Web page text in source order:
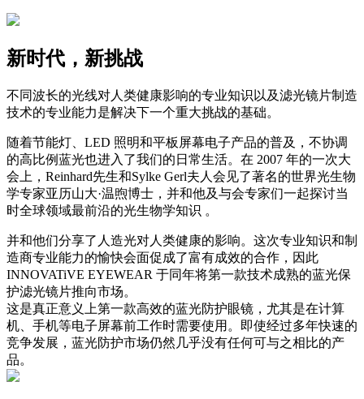
新时代，新挑战
不同波长的光线对人类健康影响的专业知识以及滤光镜片制造
技术的专业能力是解决下一个重大挑战的基础。
随着节能灯、LED 照明和平板屏幕电子产品的普及，不协调
的高比例蓝光也进入了我们的日常生活。在 2007 年的一次大
会上，Reinhard先生和Sylke Gerl夫人会见了著名的世界光生物
学专家亚历山大·温煦博士，并和他及与会专家们一起探讨当
时全球领域最前沿的光生物学知识 。
并和他们分享了人造光对人类健康的影响。这次专业知识和制
造商专业能力的愉快会面促成了富有成效的合作，因此
INNOVATiVE EYEWEAR 于同年将第一款技术成熟的蓝光保
护滤光镜片推向市场。
这是真正意义上第一款高效的蓝光防护眼镜，尤其是在计算
机、手机等电子屏幕前工作时需要使用。即使经过多年快速的
竞争发展，蓝光防护市场仍然几乎没有任何可与之相比的产
品。